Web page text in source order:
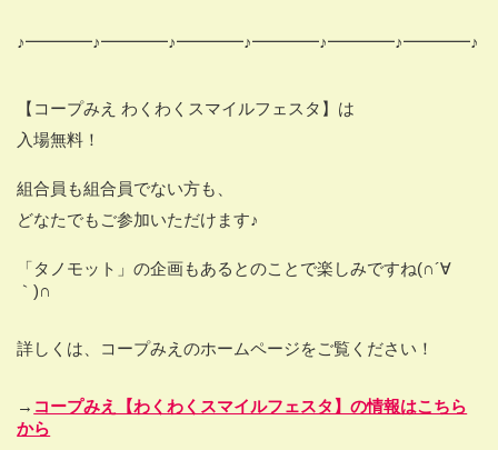
♪━━━━♪━━━━♪━━━━♪━━━━♪━━━━♪━━━━♪
【コープみえ わくわくスマイルフェスタ】は
入場無料！
組合員も組合員でない方も、
どなたでもご参加いただけます♪
「タノモット」の企画もあるとのことで楽しみですね(∩´∀
｀)∩
詳しくは、コープみえのホームページをご覧ください！
→ コープみえ【わくわくスマイルフェスタ】の情報はこちら
から